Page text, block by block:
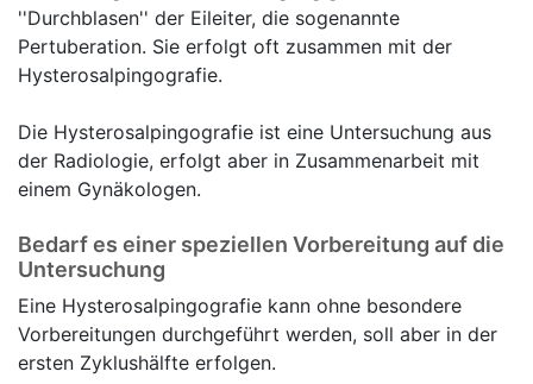
''Durchblasen'' der Eileiter, die sogenannte
Pertuberation. Sie erfolgt oft zusammen mit der
Hysterosalpingografie.
Die Hysterosalpingografie ist eine Untersuchung aus
der Radiologie, erfolgt aber in Zusammenarbeit mit
einem Gynäkologen.
Bedarf es einer speziellen Vorbereitung auf die
Untersuchung
Eine Hysterosalpingografie kann ohne besondere
Vorbereitungen durchgeführt werden, soll aber in der
ersten Zyklushälfte erfolgen.